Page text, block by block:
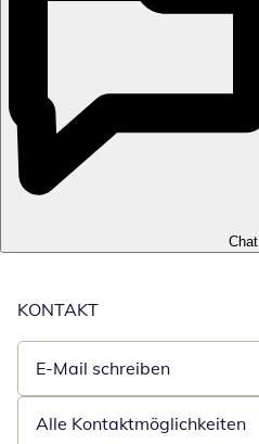
Chat
KONTAKT
E-Mail schreiben
Öffnet E-Mail-Client
Alle Kontaktmöglichkeiten